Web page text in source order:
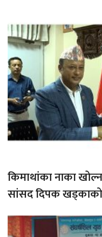
किमाथांका नाका खोल्न
सांसद दिपक